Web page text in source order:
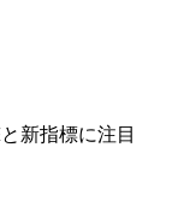
新指標に注目